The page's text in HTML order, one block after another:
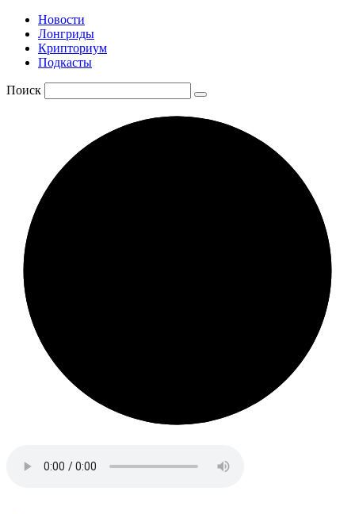
Новости
Лонгриды
Крипториум
Подкасты
Поиск